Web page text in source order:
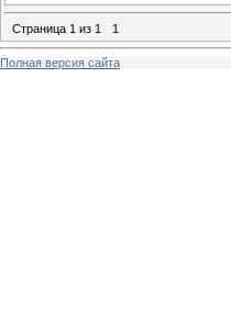
Страница 1 из 1 1
Полная версия сайта